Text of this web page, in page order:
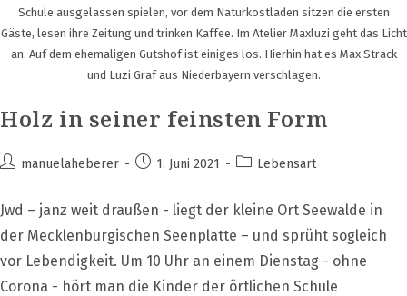
Schule ausgelassen spielen, vor dem Naturkostladen sitzen die ersten
Gäste, lesen ihre Zeitung und trinken Kaffee. Im Atelier Maxluzi geht das Licht
an. Auf dem ehemaligen Gutshof ist einiges los. Hierhin hat es Max Strack
und Luzi Graf aus Niederbayern verschlagen.
Holz in seiner feinsten Form
Beitrags-
manuelaheberer
Beitrag1. Juni 2021
Beitrags-
Lebensart
Jwd – janz weit draußen - liegt der kleine Ort Seewalde in
der Mecklenburgischen Seenplatte – und sprüht sogleich
vor Lebendigkeit. Um 10 Uhr an einem Dienstag - ohne
Corona - hört man die Kinder der örtlichen Schule